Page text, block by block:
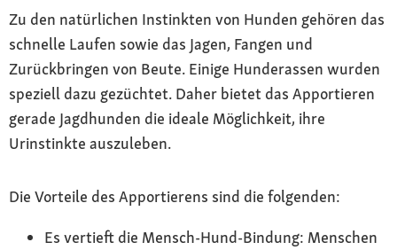
Zu den natürlichen Instinkten von Hunden gehören das
schnelle Laufen sowie das Jagen, Fangen und
Zurückbringen von Beute. Einige Hunderassen wurden
speziell dazu gezüchtet. Daher bietet das Apportieren
gerade Jagdhunden die ideale Möglichkeit, ihre
Urinstinkte auszuleben.
Die Vorteile des Apportierens sind die folgenden:
Es vertieft die Mensch-Hund-Bindung: Menschen